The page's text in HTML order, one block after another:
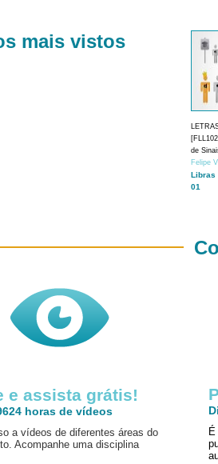
mais vistos
de
Felipe
Libras
01
e assista grátis!
horas de vídeos
a vídeos de diferentes áreas do
Acompanhe uma disciplina